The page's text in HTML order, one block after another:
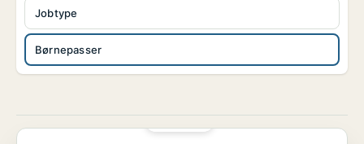
Børnepasser
Jobtype
Pædagog søges til et skønt lille bosted for voksne...